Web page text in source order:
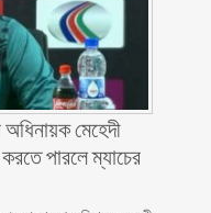
মেহেদী
পারলে ম্যাচের